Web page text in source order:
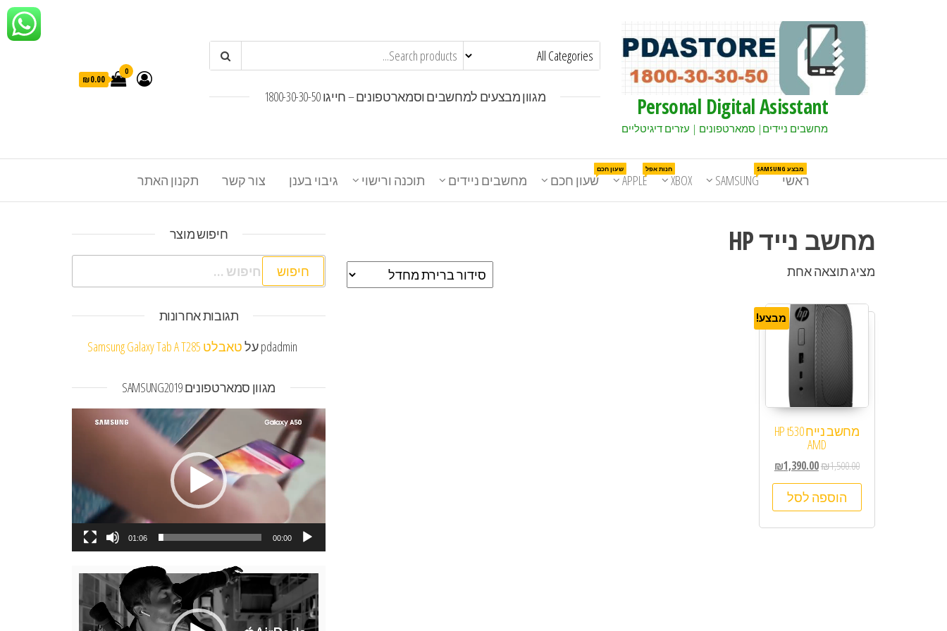
Personal Digital Asisstant
מחשבים ניידים| סמארטפונים | עזרים דיגיטליים
מגוון מבצעים למחשבים וסמארטפונים – חייגו 1800-30-30-50
0
₪0.00
ראשי SAMSUNG
מבצע SAMSUNG
XBOX
APPLE
חנות אפל
שעון חכם
שעון חכם
מחשבים ניידים תוכנה ורישוי גיבוי בענן צור קשר תקנון האתר
מחשב נייד HP
מציג תוצאה אחת
מבצע!
מחשב נייח HP t530
AMD
₪1,500.00
₪1,390.00
הוספה לסל
חיפוש מוצר
חיפוש:
תגובות אחרונות
pdadminעלטאבלט Samsung Galaxy Tab A T285
מגוון סמארטפונים SAMSUNG2019
נגן
וידאו
00:00
01:06
נגן
וידאו